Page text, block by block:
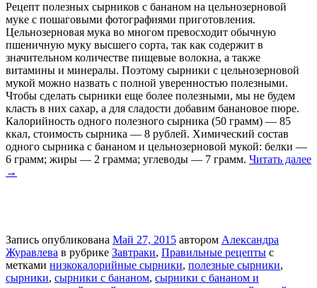
Рецепт полезных сырников с бананом на цельнозерновой
муке с пошаговыми фотографиями приготовления.
Цельнозерновая мука во многом превосходит обычную
пшеничную муку высшего сорта, так как содержит в
значительном количестве пищевые волокна, а также
витамины и минералы. Поэтому сырники с цельнозерновой
мукой можно назвать с полной уверенностью полезными.
Чтобы сделать сырники еще более полезными, мы не будем
класть в них сахар, а для сладости добавим банановое пюре.
Калорийность одного полезного сырника (50 грамм) — 85
ккал, стоимость сырника — 8 рублей. Химический состав
одного сырника с бананом и цельнозерновой мукой: белки —
6 грамм; жиры — 2 грамма; углеводы — 7 грамм. Читать далее
→
Запись опубликована Май 27, 2015 автором Александра
Журавлева в рубрике Завтраки, Правильные рецепты с
метками низкокалорийные сырники, полезные сырники,
сырники, сырники с бананом, сырники с бананом и